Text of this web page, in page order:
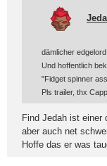
dämlicher
Und hoffentlich
"Fidget spinner
Pls trailer, thx
Find Jedah ist einer
aber auch net
Hoffe das er was